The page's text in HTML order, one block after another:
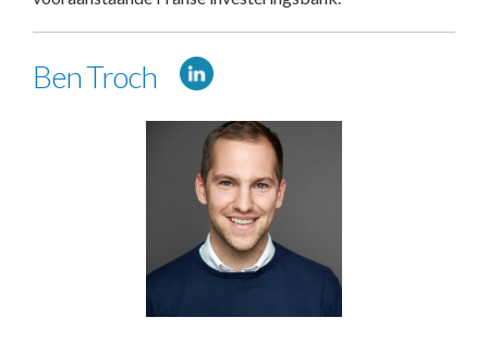
Ben Troch